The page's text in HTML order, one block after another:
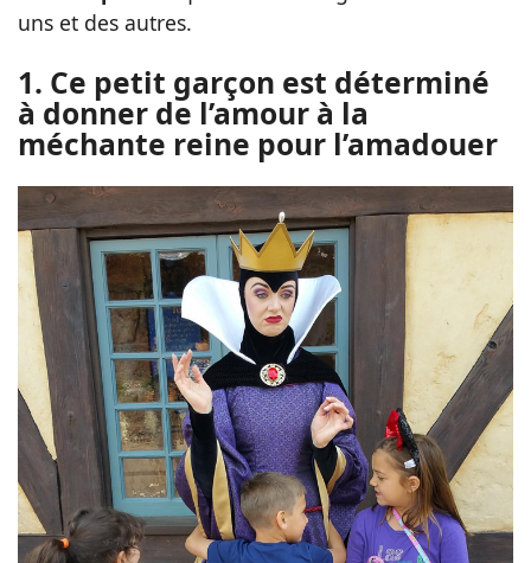
uns et des autres.
1. Ce petit garçon est déterminé
à donner de l’amour à la
méchante reine pour l’amadouer